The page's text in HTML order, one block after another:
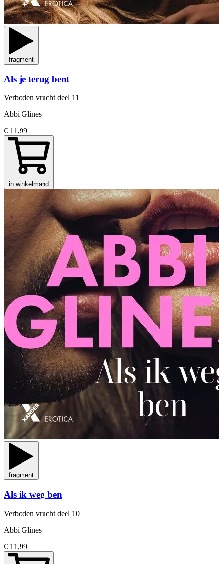
fragment
Als je terug bent
Verboden vruchtdeel 11
Abbi Glines
€ 11,99
in winkelmand
fragment
Als ik weg ben
Verboden vrucht deel 10
Abbi Glines
€ 11,99